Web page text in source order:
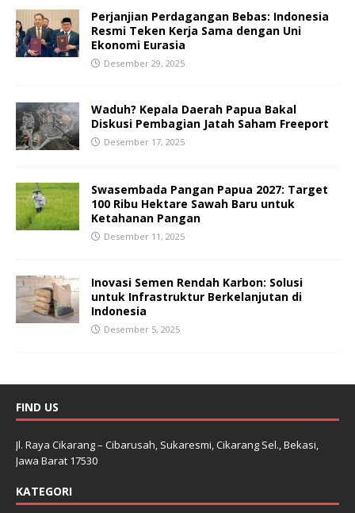
Perjanjian Perdagangan Bebas: Indonesia
Resmi Teken Kerja Sama dengan Uni
Ekonomi Eurasia
Desember 29, 2025
Waduh? Kepala Daerah Papua Bakal
Diskusi Pembagian Jatah Saham Freeport
Desember 17, 2025
Swasembada Pangan Papua 2027: Target
100 Ribu Hektare Sawah Baru untuk
Ketahanan Pangan
Desember 11, 2025
Inovasi Semen Rendah Karbon: Solusi
untuk Infrastruktur Berkelanjutan di
Indonesia
Desember 5, 2025
FIND US
Jl. Raya Cikarang – Cibarusah, Sukaresmi, Cikarang Sel., Bekasi,
Jawa Barat 17530
KATEGORI